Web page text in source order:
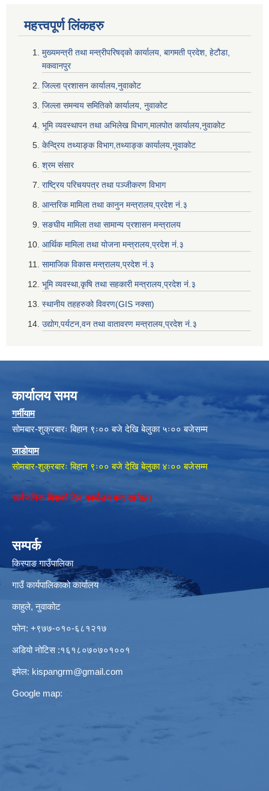
महत्त्वपूर्ण लि‌ंकहरु
मुख्यमन्त्री तथा मन्त्रीपरिषद्को कार्यालय, बागमती प्रदेश, हेटौडा,
मकवानपुर
जिल्ला प्रशासन कार्यालय,नुवाकोट
जिल्ला समन्वय समितिको कार्यालय, नुवाकोट
भूमि व्यवस्थापन तथा अभिलेख विभाग,मालपोत कार्यालय,नुवाकोट
केन्द्रिय तथ्याङ्क विभाग,तथ्याङ्क कार्यालय,नुवाकोट
श्रम संसार
राष्ट्रिय परिचयपत्र तथा पञ्जीकरण विभाग
आन्तरिक मामिला तथा कानुन मन्त्रालय,प्रदेश नं‌‍‌‍.३
सङघीय मामिला तथा सामान्य प्रशासन मन्त्रालय
आर्थिक मामिला तथा योजना मन्त्रालय,प्रदेश नं‌‍‌‍.३
सामाजिक विकास मन्त्रालय,प्रदेश नं‌‍‌‍.३
भूमि व्यवस्था,कृषि तथा सहकारी मन्त्रालय,प्रदेश नं‌‍‌‍.३
स्थानीय तहहरुको विवरण(GIS नक्सा)
उद्योग,पर्यटन,वन तथा वातावरण मन्त्रालय,प्रदेश नं‌‍‌‍.३
कार्यालय समय
गर्मीयाम
सोमबार-शुक्रबारः बिहान ९ः०० बजे देखि बेलुका ५ः०० बजेसम्म
जाडोयाम
सोमबार-शुक्रबारः बिहान ९ः०० बजे देखि बेलुका ४ः०० बजेसम्म
सार्वजनिक बिदाको दिन कार्यालय बन्द रहनेछ।
सम्पर्क
किस्पाङ गाउँपालिका
गाउँ कार्यपालिकाको कार्यालय
काहुले‍‍, नुवाकोट
फोन: ‌+९७७-०१०-६८१२१७
अडियो नोटिस ‌‍:१६१८०७०७०१००१
इमेल: kispangrm@gmail.com
Google map: